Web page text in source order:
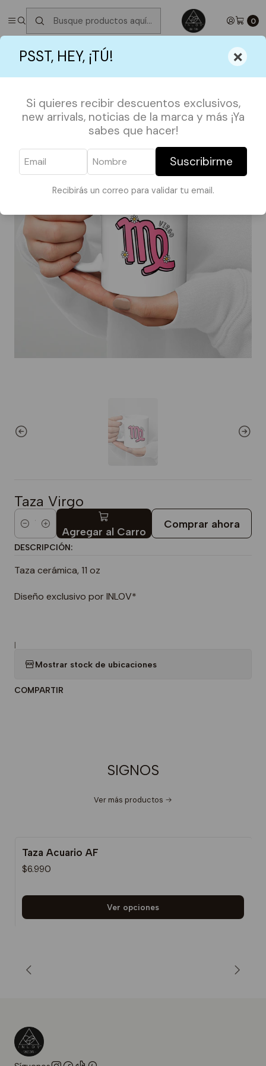
PSST, HEY, ¡TÚ! ×
Si quieres recibir descuentos exclusivos,
new arrivals, noticias de la marca y más ¡Ya
sabes que hacer!
Suscribirme
Recibirás un correo para validar tu email.
0
✮ ⋆ ˚｡𖦹 ⋆｡°✩Próximos Despachos jueves 6 de Agosto
°✩
TAZAS
Taza Virgo
Cantidad Agregar al Carro
Comprar ahora
DESCRIPCIÓN:
Taza cerámica, 11 oz
Diseño exclusivo por INLOV*
|
Mostrar stock de ubicaciones
COMPARTIR
SIGNOS
Ver más productos
Taza Acuario AF
$6.990
Ver opciones